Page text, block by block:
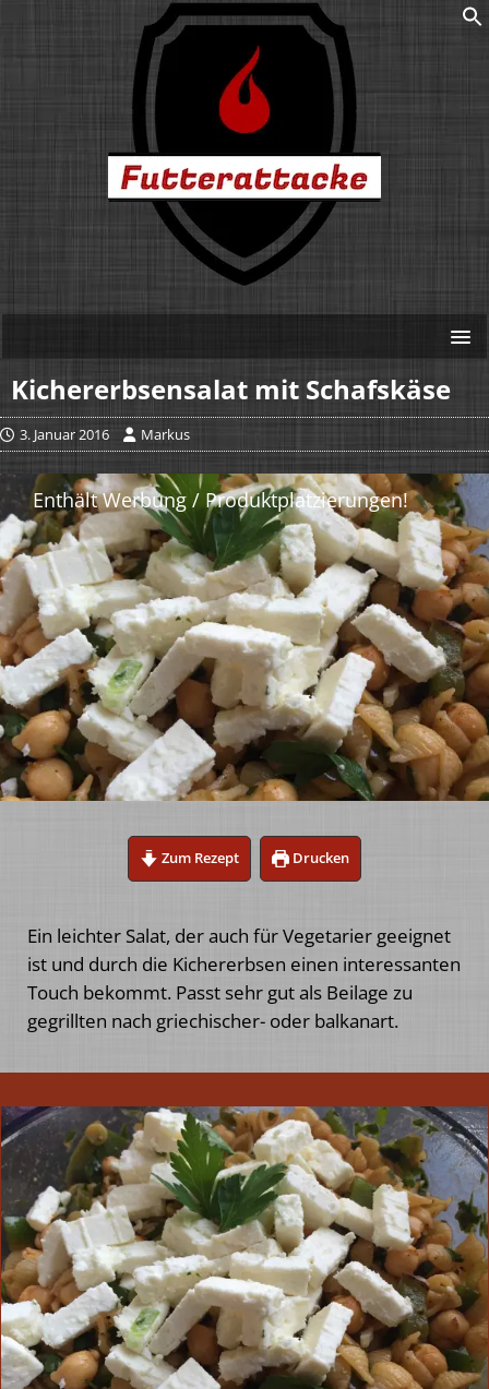
Kichererbsensalat mit Schafskäse
3. Januar 2016 Markus
Zum Rezept Drucken
Ein leichter Salat, der auch für Vegetarier geeignet
ist und durch die Kichererbsen einen interessanten
Touch bekommt. Passt sehr gut als Beilage zu
gegrillten nach griechischer- oder balkanart.